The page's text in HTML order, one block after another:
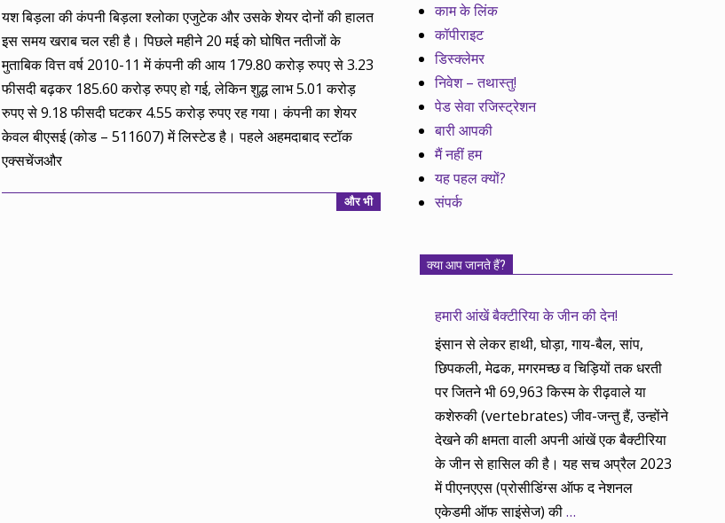
यश बिड़ला की कंपनी बिड़ला श्लोका एजुटेक और उसके शेयर दोनों की हालत
इस समय खराब चल रही है। पिछले महीने 20 मई को घोषित नतीजों के
मुताबिक वित्त वर्ष 2010-11 में कंपनी की आय 179.80 करोड़ रुपए से 3.23
फीसदी बढ़कर 185.60 करोड़ रुपए हो गई, लेकिन शुद्ध लाभ 5.01 करोड़
रुपए से 9.18 फीसदी घटकर 4.55 करोड़ रुपए रह गया। कंपनी का शेयर
केवल बीएसई (कोड – 511607) में लिस्टेड है। पहले अहमदाबाद स्टॉक
एक्सचेंजऔर
और भी
काम के लिंक
कॉपीराइट
डिस्क्लेमर
निवेश – तथास्तु!
पेड सेवा रजिस्ट्रेशन
बारी आपकी
मैं नहीं हम
यह पहल क्यों?
संपर्क
क्या आप जानते हैं?
हमारी आंखें बैक्टीरिया के जीन की देन!
इंसान से लेकर हाथी, घोड़ा, गाय-बैल, सांप,
छिपकली, मेढक, मगरमच्छ व चिड़ियों तक धरती
पर जितने भी 69,963 किस्म के रीढ़वाले या
कशेरुकी (vertebrates) जीव-जन्तु हैं, उन्होंने
देखने की क्षमता वाली अपनी आंखें एक बैक्टीरिया
के जीन से हासिल की है। यह सच अप्रैल 2023
में पीएनएएस (प्रोसीडिंग्स ऑफ द नेशनल
एकेडमी ऑफ साइंसेज) की…